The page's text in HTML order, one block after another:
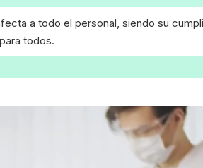
a todo el personal, siendo su
para todos.